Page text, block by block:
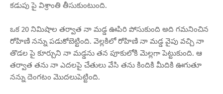
కడుపు పై విశ్రాంతి తీసుకుంటుంది.
ఒక 20 నిమిషాల తర్వాత నా మడ్డ ఊపిరి పోసుకుంది అది గమనించిన
రోహిణి నన్ను పడుకోబెట్టింది. వెల్లకిలో రోహిణి నా మడ్డ వైపు వచ్చి నా
తొడల పై కూర్చుని నా మడ్డను తన పూకులోకి మెల్లగా పెట్టుకుంది. ఆ
తర్వాత తను నా ఎదలపై చేతులు వేసి తను కిందికి మీదికి ఊగుతూ
నన్ను దెంగటం మొదలుపెట్టింది.